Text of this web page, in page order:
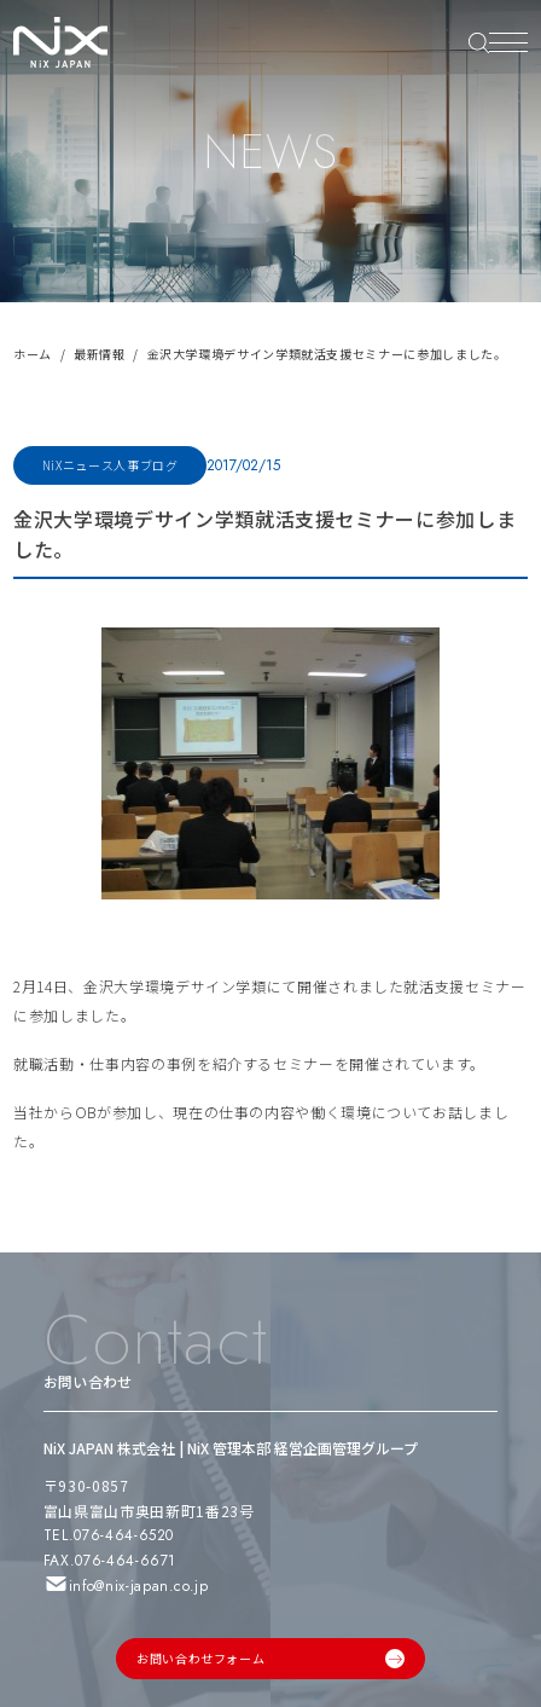
NEWS
ホーム 最新情報 金沢大学環境デサイン学類就活支援セミナーに参加しました。
NiXニュース人事ブログ 2017/02/15
金沢大学環境デサイン学類就活支援セミナーに参加しま
した。
2月14日、金沢大学環境デサイン学類にて開催されました就活支援セミナー
に参加しました。
就職活動・仕事内容の事例を紹介するセミナーを開催されています。
当社からOBが参加し、現在の仕事の内容や働く環境についてお話しまし
た。
Contact
お問い合わせ
NiX JAPAN 株式会社 | NiX 管理本部 経営企画管理グループ
〒930-0857
富山県富山市奥田新町1番23号
TEL.076-464-6520
FAX.076-464-6671
info@nix-japan.co.jp
お問い合わせフォーム